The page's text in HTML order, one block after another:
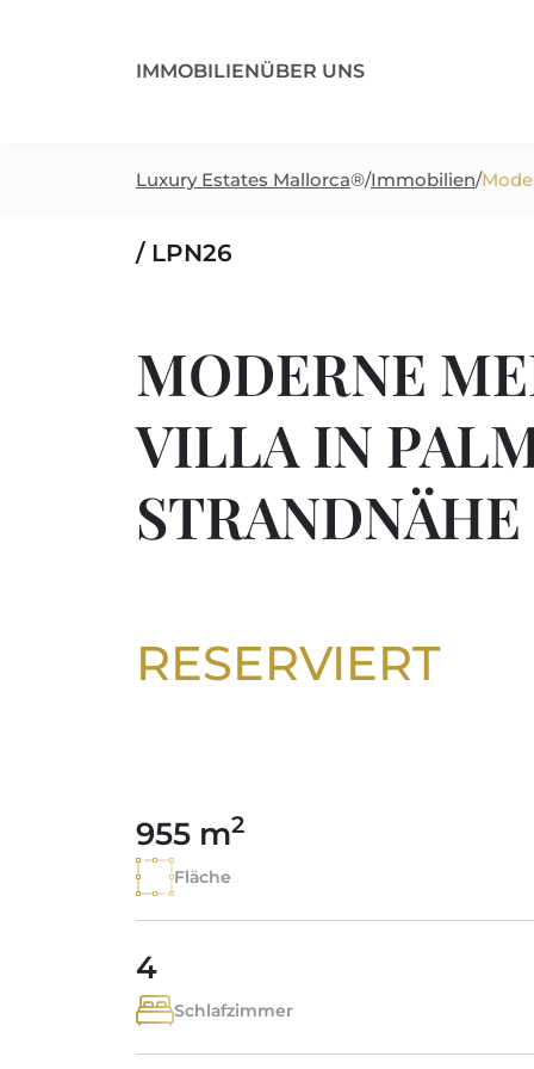
IMMOBILIENÜBER UNS
Luxury Estates Mallorca®/Immobilien/
/ LPN26
MODERNE
VILLA IN
STRANDNÄHE
RESERVIERT
955 m2
Fläche
4
Schlafzimmer